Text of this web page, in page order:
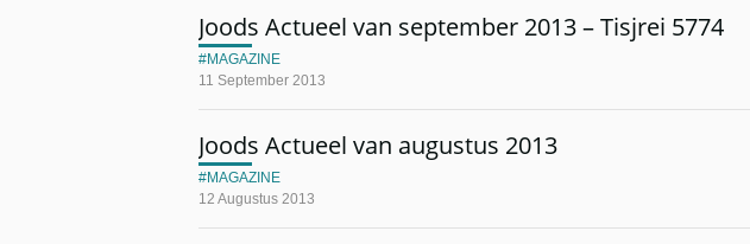
Joods Actueel van september 2013 – Tisjrei 5774
11 September 2013
MAGAZINE
Joods Actueel van augustus 2013
12 Augustus 2013
MAGAZINE